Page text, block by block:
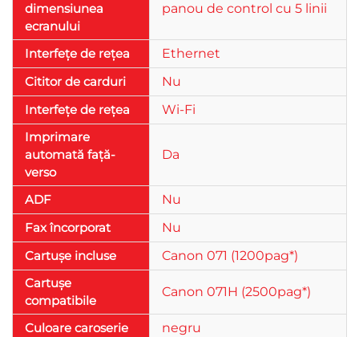
dimensiunea
ecranului
panou de control cu ​​5 linii
Interfețe de rețea
Ethernet
Cititor de carduri
Nu
Interfețe de rețea
Wi-Fi
Imprimare
automată față-
verso
Da
ADF
Nu
Fax încorporat
Nu
Cartușe incluse
Canon 071 (1200pag*)
Cartușe
compatibile
Canon 071H (2500pag*)
Culoare caroserie
negru